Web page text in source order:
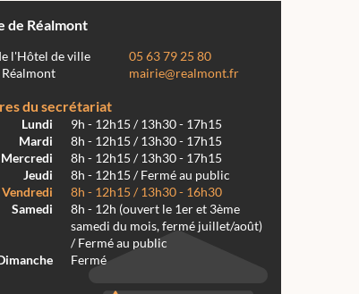
de Réalmont
l'Hôtel de ville
05 63 79 25 80
mairie@realmont.fr
du secrétariat
Lundi
9h - 12h15 / 13h30 - 17h15
Mardi
8h - 12h15 / 13h30 - 17h15
Mercredi
8h - 12h15 / 13h30 - 17h15
Jeudi
8h - 12h15 / Fermé au public
Vendredi
8h - 12h15 / 13h30 - 16h30
Samedi
8h - 12h (ouvert le 1er et 3ème
samedi du mois, fermé juillet/août)
/ Fermé au public
Fermé